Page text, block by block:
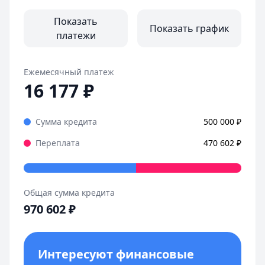
до 12 000 000 ₽
до 30 лет
Показать
платежи
Показать график
Ежемесячный платеж
16 177₽
Сумма кредита 500 000 ₽
Переплата
470 602 ₽
Общая сумма кредита
970 602₽
Интересуют финансовые